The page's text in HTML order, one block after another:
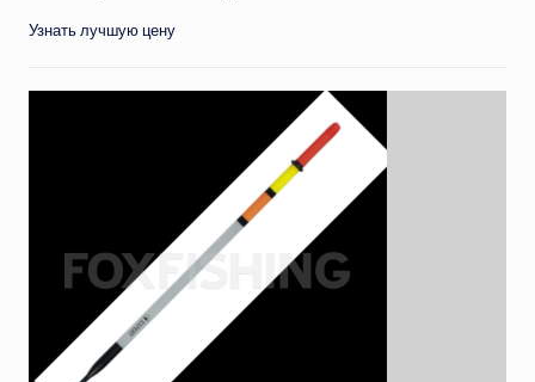
Узнать лучшую цену